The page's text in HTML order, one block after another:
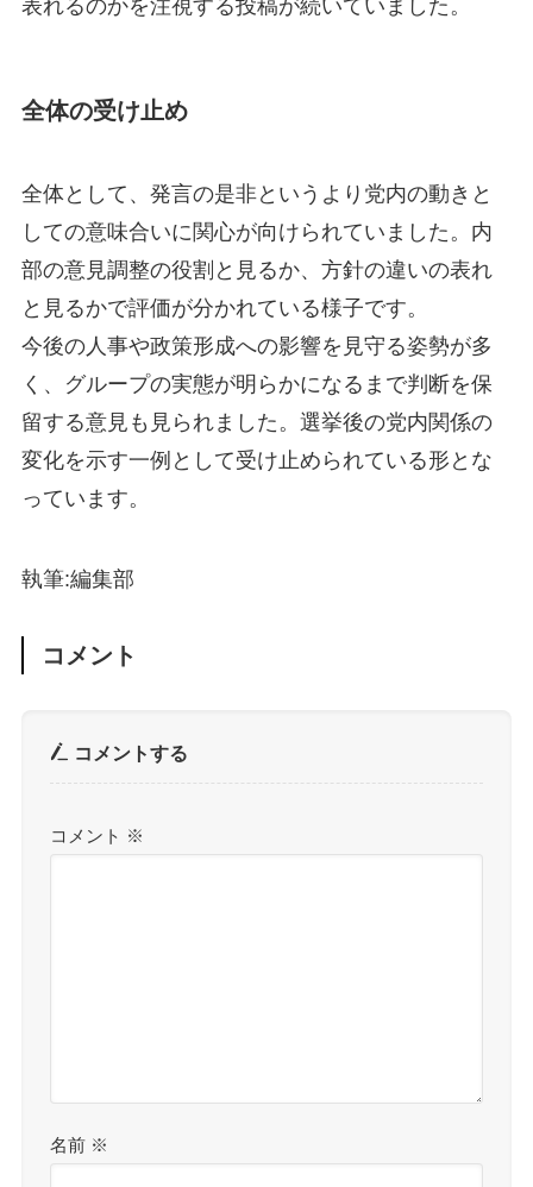
表れるのかを注視する投稿が続いていました。
全体の受け止め
全体として、発言の是非というより党内の動きと
しての意味合いに関心が向けられていました。内
部の意見調整の役割と見るか、方針の違いの表れ
と見るかで評価が分かれている様子です。
今後の人事や政策形成への影響を見守る姿勢が多
く、グループの実態が明らかになるまで判断を保
留する意見も見られました。選挙後の党内関係の
変化を示す一例として受け止められている形とな
っています。
執筆:編集部
コメント
コメントする
コメント ※
名前 ※